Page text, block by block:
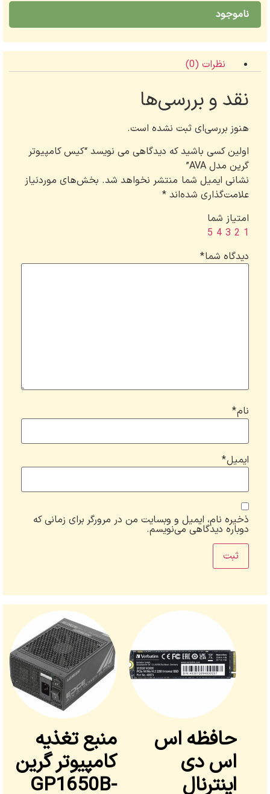
ناموجود
نظرات (0)
نقد و بررسی‌ها
هنوز بررسی‌ای ثبت نشده است.
اولین کسی باشید که دیدگاهی می نویسد “کیس کامپیوتر
گرین مدل AVA”
نشانی ایمیل شما منتشر نخواهد شد. بخش‌های موردنیاز
علامت‌گذاری شده‌اند *
امتیاز شما
1
2
3
4
5
دیدگاه شما*
نام*
ایمیل*
ذخیره نام، ایمیل و وبسایت من در مرورگر برای زمانی که
دوباره دیدگاهی می‌نویسم.
حافظه اس
اس دی
اینترنال
منبع تغذیه
کامپیوتر گرین
GP1650B-